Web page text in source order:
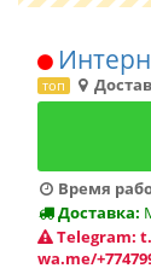
топ
Время
Доставка:
Telegram:
wa.me/